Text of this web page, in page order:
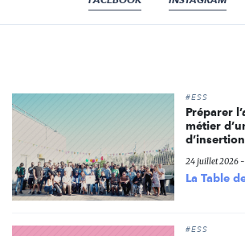
#ESS
Préparer
métier
d’insertion
24 juillet 2026 -
La Table
#ESS